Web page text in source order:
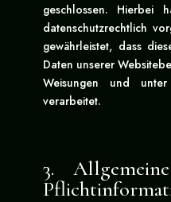
geschlossen. Hierbei
datenschutzrechtlich
gewährleistet, dass
Daten unserer
Weisungen und
verarbeitet.
3.